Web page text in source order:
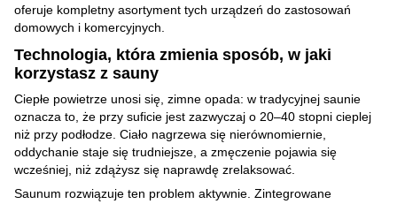
oferuje kompletny asortyment tych urządzeń do zastosowań
domowych i komercyjnych.
Technologia, która zmienia sposób, w jaki
korzystasz z sauny
Ciepłe powietrze unosi się, zimne opada: w tradycyjnej saunie
oznacza to, że przy suficie jest zazwyczaj o 20–40 stopni cieplej
niż przy podłodze. Ciało nagrzewa się nierównomiernie,
oddychanie staje się trudniejsze, a zmęczenie pojawia się
wcześniej, niż zdążysz się naprawdę zrelaksować.
Saunum rozwiązuje ten problem aktywnie. Zintegrowane